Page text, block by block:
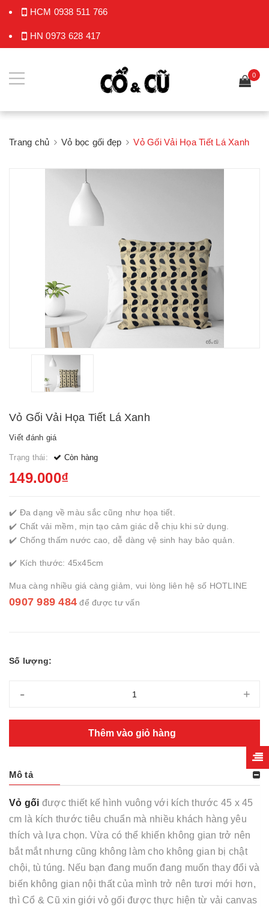
HCM 0938 511 766
HN0973 628 417
0
Trang chủ Vỏ bọc gối đẹp Vỏ Gối Vải Họa Tiết Lá Xanh
Vỏ Gối Vải Họa Tiết Lá Xanh
Viết đánh giá
Trạng thái: Còn hàng
149.000₫
✔️ Đa dạng về màu sắc cũng như họa tiết.
✔️ Chất vải mềm, mịn tạo cảm giác dễ chịu khi sử dụng.
✔️ Chống thấm nước cao, dễ dàng vệ sinh hay bảo quản.
✔️ Kích thước: 45x45cm
Mua càng nhiều giá càng giảm, vui lòng liên hệ số HOTLINE
0907 989 484 để được tư vấn
Số lượng:
- +
Thêm vào giỏ hàng
Mô tả
Vỏ gối được thiết kế hình vuông với kích thước 45 x 45
cm là kích thước tiêu chuẩn mà nhiều khách hàng yêu
thích và lựa chọn. Vừa có thể khiến không gian trở nên
bắt mắt nhưng cũng không làm cho không gian bị chật
chội, tù túng. Nếu bạn đang muốn đang muốn thay đổi và
biến không gian nội thất của mình trở nên tươi mới hơn,
thì Cổ & Cũ xin giới vỏ gối được thực hiện từ vải canvas